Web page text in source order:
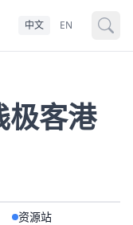
中文 EN
客港
资源站